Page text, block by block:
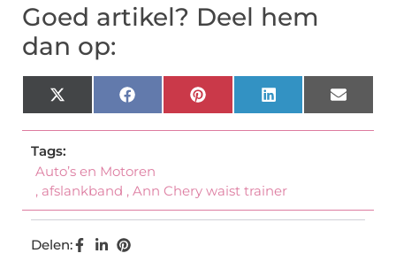
Goed artikel? Deel hem
dan op:
X
(Twitter)
FacebookPinterest LinkedIn Email
Tags:
Auto’s en Motoren
, afslankband , Ann Chery waist trainer
Delen: